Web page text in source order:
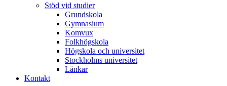
Stöd vid studier
Grundskola
Gymnasium
Komvux
Folkhögskola
Högskola och universitet
Stockholms universitet
Länkar
Kontakt